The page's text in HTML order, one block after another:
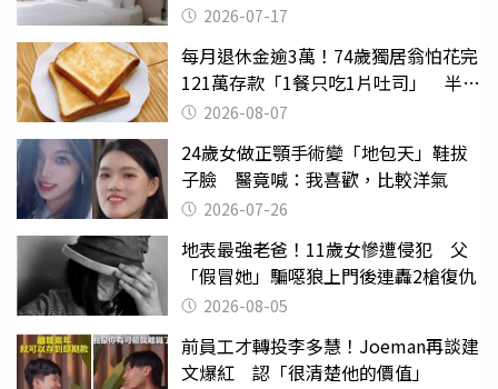
2026-07-17
每月退休金逾3萬！74歲獨居翁怕花完
121萬存款「1餐只吃1片吐司」 半年
後暴瘦嚇壞女兒
2026-08-07
24歲女做正顎手術變「地包天」鞋拔
子臉 醫竟喊：我喜歡，比較洋氣
2026-07-26
地表最強老爸！11歲女慘遭侵犯 父
「假冒她」騙噁狼上門後連轟2槍復仇
2026-08-05
前員工才轉投李多慧！Joeman再談建
文爆紅 認「很清楚他的價值」